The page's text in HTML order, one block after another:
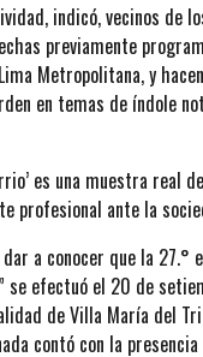
indicó, vecinos de
previamente
Metropolitana, y
en temas de índole
es una muestra real
profesional ante la
a conocer que la 27.°
se efectuó el 20 de
de Villa María del
contó con la